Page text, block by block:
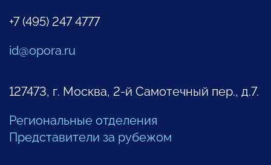
+7 (495) 247 4777
id@opora.ru
127473, г. Москва, 2-й Самотечный пер., д.7.
Региональные отделения
Представители за рубежом